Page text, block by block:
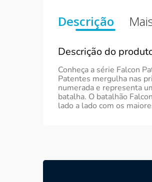
Descrição
Descrição do
Conheça a série Falcon
Patentes mergulha nas
numerada e representa
batalha. O batalhão
lado a lado com os